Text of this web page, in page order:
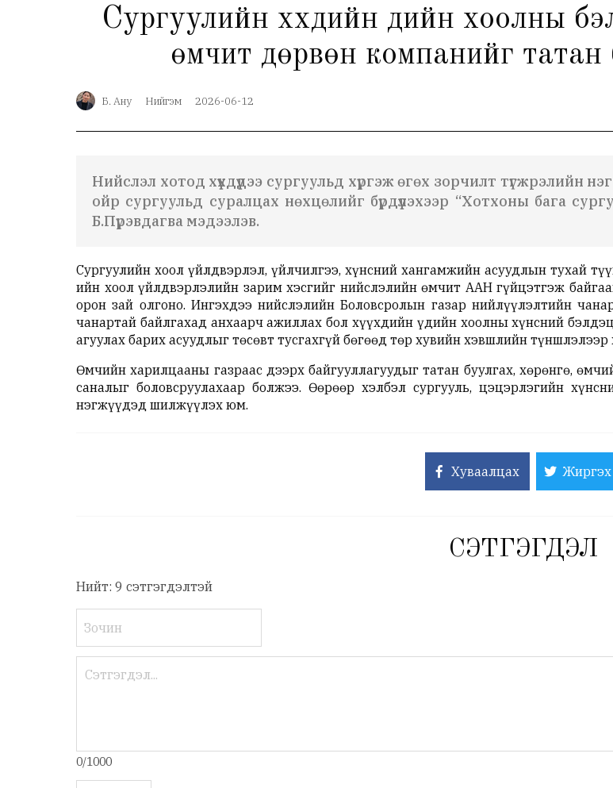
Сургуулийн хүүхдийн үдийн хоолны
өмчит дөрвөн компанийг татан
Б. Ану Нийгэм 2026-06-12
Нийслэл хотод хүүхдүүдээ сургуульд хүргэж өгөх зорчилт түгжрэлийн
ойр сургуульд суралцах нөхцөлийг бүрдүүлэхээр “Хотхоны бага
Б.Пүрэвдагва мэдээлэв.
Сургуулийн хоол үйлдвэрлэл, үйлчилгээ, хүнсний хангамжийн асуудлын тухай
ийн хоол үйлдвэрлэлийн зарим хэсгийг нийслэлийн өмчит ААН гүйцэтгэж
орон зай олгоно. Ингэхдээ нийслэлийн Боловсролын газар нийлүүлэлтийн
чанартай байлгахад анхаарч ажиллах бол хүүхдийн үдийн хоолны хүнсний
агуулах барих асуудлыг төсөвт тусгахгүй бөгөөд төр хувийн хэвшлийн
Өмчийн харилцааны газраас дээрх байгууллагуудыг татан буулгах, хөрөнгө,
саналыг боловсруулахаар болжээ. Өөрөөр хэлбэл сургууль, цэцэрлэгийн
нэгжүүдэд шилжүүлэх юм.
Хуваалцах Жиргэх
СЭТГЭГДЭЛ
Нийт: 9 сэтгэгдэлтэй
0/1000